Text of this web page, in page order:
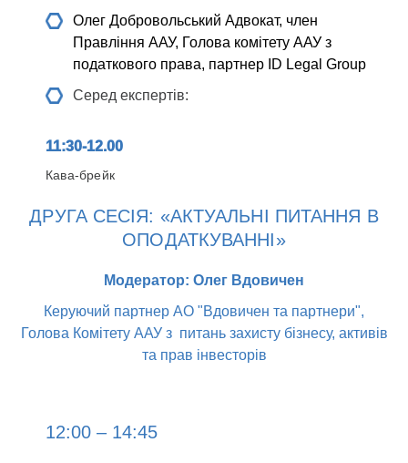
Олег Добровольський Адвокат, член
Правління ААУ, Голова комітету ААУ з
податкового права, партнер ID Legal Group
Серед експертів:
11:30-12.00
Кава-брейк
ДРУГА СЕСІЯ: «АКТУАЛЬНІ ПИТАННЯ В
ОПОДАТКУВАННІ»
Модератор: Олег Вдовичен
Керуючий партнер АО "Вдовичен та партнери",
Голова Комітету ААУ з питань захисту бізнесу, активів
та прав інвесторів
12:00 – 14:45